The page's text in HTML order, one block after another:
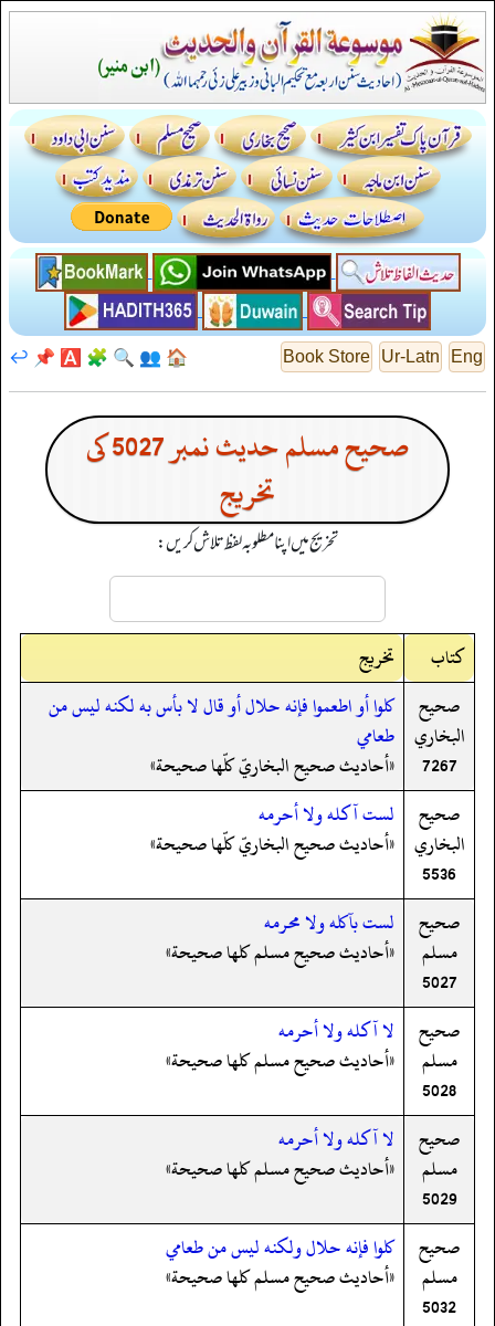
Eng
Ur-Latn
Book Store
🏠
👥
🔍
🧩
🅰️
📌
↩️
صحیح مسلم حدیث نمبر 5027 کی
تخریج
تخریج میں اپنا مطلوبہ لفظ تلاش کریں:
کتاب
تخریج
صحيح
البخاري
7267
كلوا أو اطعموا فإنه حلال أو قال لا بأس به لكنه ليس من
طعامي
«أحاديث صحيح البخاريّ كلّها صحيحة»
صحيح
البخاري
5536
لست آكله ولا أحرمه
«أحاديث صحيح البخاريّ كلّها صحيحة»
صحيح
مسلم
5027
لست بآكله ولا محرمه
«أحاديث صحيح مسلم كلها صحيحة»
صحيح
مسلم
5028
لا آكله ولا أحرمه
«أحاديث صحيح مسلم كلها صحيحة»
صحيح
مسلم
5029
لا آكله ولا أحرمه
«أحاديث صحيح مسلم كلها صحيحة»
صحيح
مسلم
5032
كلوا فإنه حلال ولكنه ليس من طعامي
«أحاديث صحيح مسلم كلها صحيحة»